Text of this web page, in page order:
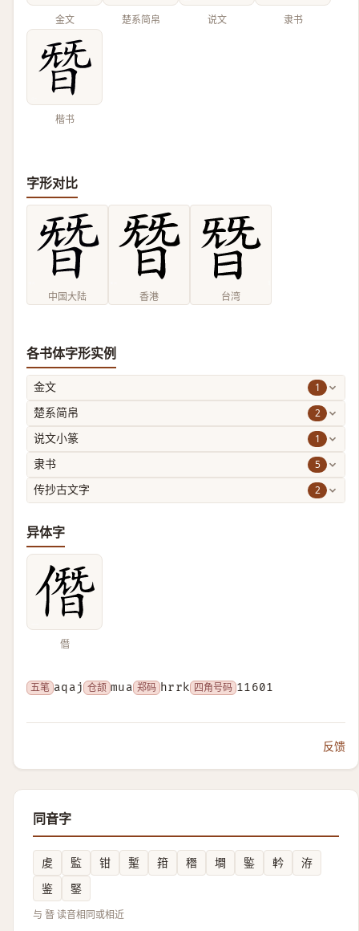
金文 楚系简帛 说文 隶书
楷书
字形对比
中国大陆 香港 台湾
各书体字形实例
金文 1
楚系简帛 2
说文小篆 1
隶书 5
传抄古文字 2
异体字
僭
五笔 aqaj 仓颉 mua 郑码 hrrk 四角号码 11601
反馈
同音字
䖍 監 钳 䟅 箝 䅾 墹 鍳 軡
洊
鉴
鋻
与 朁 读音相同或相近